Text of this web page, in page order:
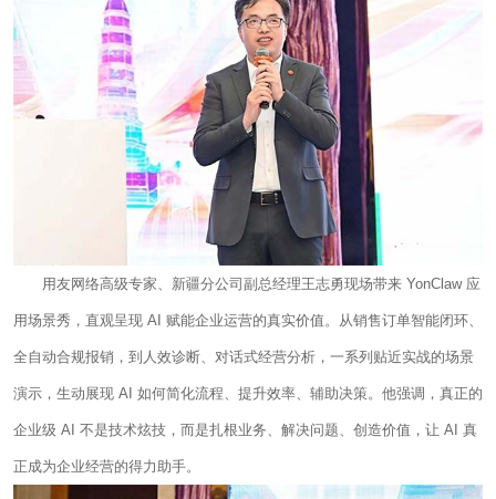
用友网络高级专家、新疆分公司副总经理王志勇现场带来 YonClaw 应
用场景秀，直观呈现 AI 赋能企业运营的真实价值。从销售订单智能闭环、
全自动合规报销，到人效诊断、对话式经营分析，一系列贴近实战的场景
演示，生动展现 AI 如何简化流程、提升效率、辅助决策。他强调，真正的
企业级 AI 不是技术炫技，而是扎根业务、解决问题、创造价值，让 AI 真
正成为企业经营的得力助手。